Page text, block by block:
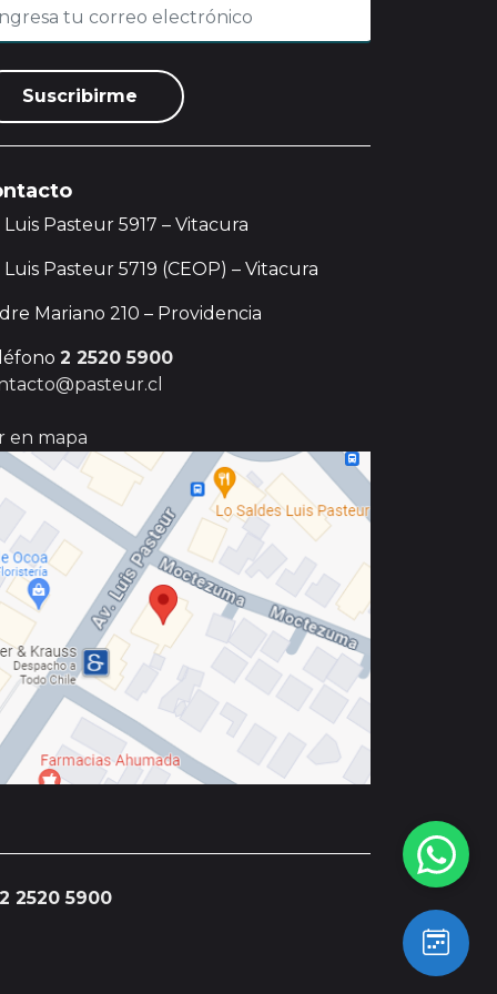
Luis Pasteur 5917 – Vitacura
Luis Pasteur 5719 (CEOP) – Vitacura
Mariano 210 – Providencia
2 2520 5900
en mapa
2 2520 5900